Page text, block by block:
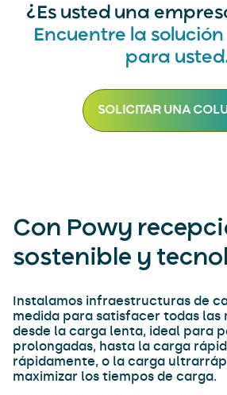
¿Es usted una
Encuentre la
para
SOLICITAR UNA
Con Powy
sostenible y
Instalamos infraestructuras de
medida para satisfacer todas las
desde la carga lenta, ideal para
prolongadas, hasta la carga
rápidamente, o la carga
maximizar los tiempos de carga.